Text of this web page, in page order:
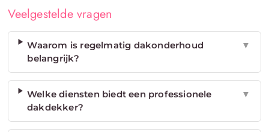
Veelgestelde vragen
Waarom is regelmatig dakonderhoud
belangrijk?
▼
Welke diensten biedt een professionele
dakdekker?
▼